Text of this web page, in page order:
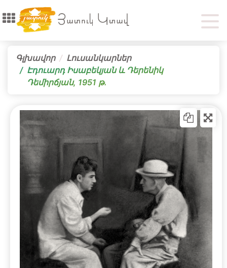
Գլխավոր
Լուսանկարներ
Էդուարդ Իսաբեկյան և Դերենիկ
Դեմիրճյան, 1951 թ․